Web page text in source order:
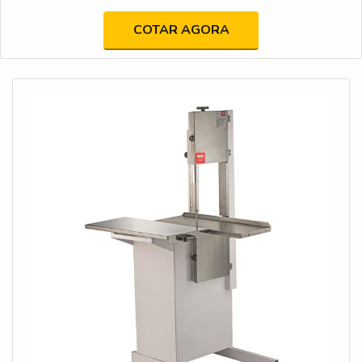
temperatura -40 a 85 °C (-40 a 185°F).principais
características oferecidas pelo produtoÉ muito utilizado para
proteger instalações e equipamentos contra danos
dispositivo consegue monitorar a variável durante as
operações. Devido a eficiência do aparelho, é possível que
sua utilização seja muito importante em indústrias de um
modo geral, especialmente as que necessitam de alta
precisão nos processos produtivos e indústrias dos mais
variados setores.No entanto não podemos esquecer que
tem como ponto de destaque na sua utilização fatores como
o aumento da imunidade a ruído e a certificação E1, padrões
que compõem sua marca registrada, tornando seu uso
indispensável.Sensores de aceleração tem em vários lugares,
mas qualidade garantida só é possível encontrar na Pró
Solution. Segue abaixo alguns diferenciais:Aumento da
GL;Aplicações em off-road;Aplicações marítimas;Entre
COTAR AGORA